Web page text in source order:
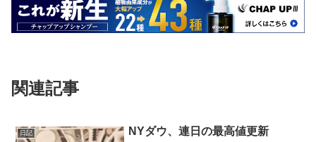
関連記事
日記 NYダウ、連日の最高値更新